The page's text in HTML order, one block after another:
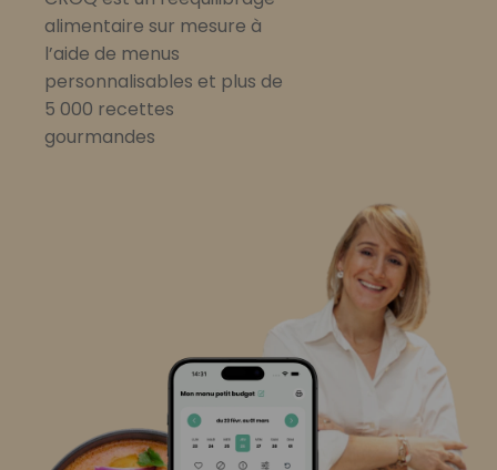
alimentaire sur mesure à
l’aide de menus
personnalisables et plus de
5 000 recettes
gourmandes